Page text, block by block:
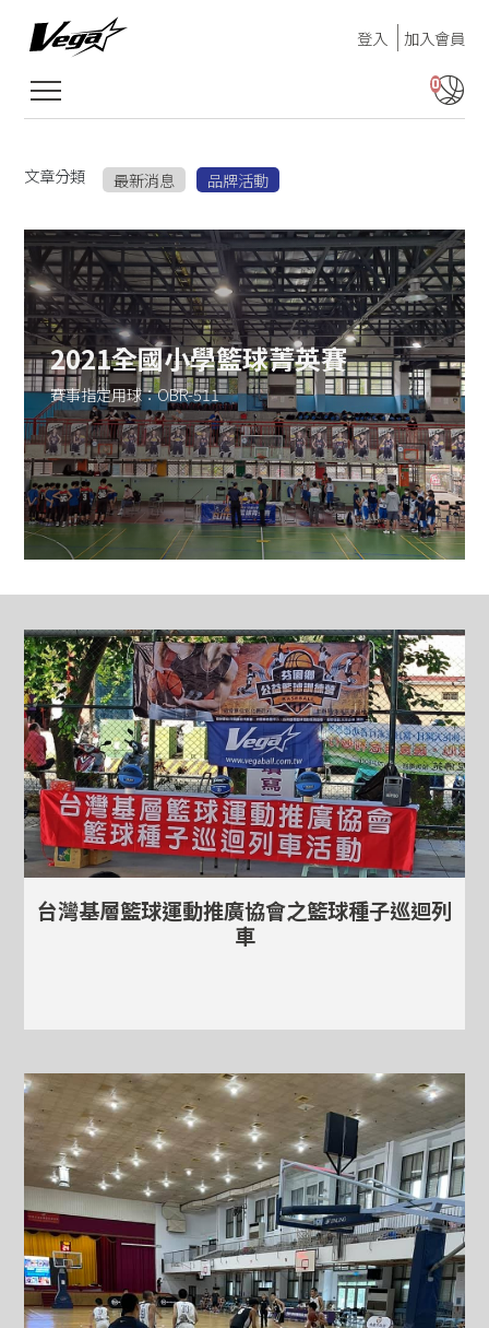
登入 加入會員
0
文章分類 最新消息 品牌活動
2021全國小學籃球菁英賽
賽事指定用球：OBR-511
台灣基層籃球運動推廣協會之籃球種子巡迴列
車